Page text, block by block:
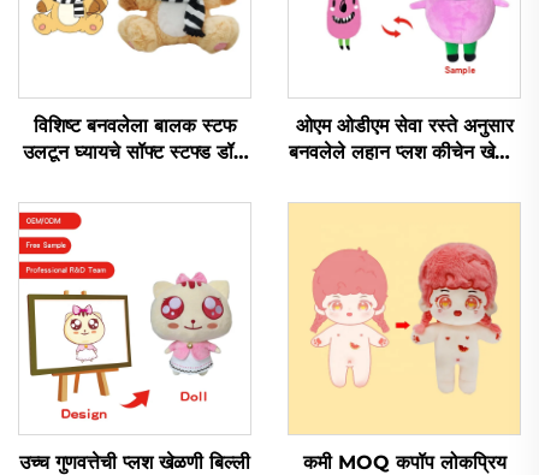
विशिष्ट बनवलेला बालक स्टफ
उलटून घ्यायचे सॉफ्ट स्टफ्ड डॉल
खेळणे
ओएम ओडीएम सेवा रस्ते अनुसार
बनवलेले लहान प्लश कीचेन खेळणे
प्रचारासाठी
उच्च गुणवत्तेची प्लश खेळणी बिल्ली
कमी MOQ कपॉप लोकप्रिय